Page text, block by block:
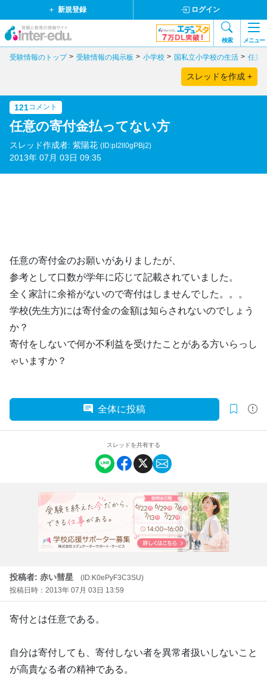
新規登録 ログイン
検索 メニュー
受験情報のトップ 受験情報の掲示板 小学校 国私立小学校の生活 任意
スレッドを作成 +
121コメント
任意の寄付金払ってない方
スレッド作成者: 紫陽花 (ID:pI2ll0gPBj2)
2013年 07月 03日 09:35
任意の寄付金のお願いがありましたが、
参考として口数が学年に応じて記載されていました。
全く家計に余裕がないので寄付はしませんでした。。。
学校(先生方)には寄付金の金額は知らされないのでしょう
か？
寄付をしないで何か不利益を受けたことがある方いらっし
ゃいますか？
全体に投稿
スレッドを共有する
投稿者: 赤い彗星
(ID:K0ePyF3C3SU)
投稿日時：2013年 07月 03日 13:59
寄付とは任意である。
自分は寄付しても、寄付しない者を異常者扱いしないこと
が高貴なる者の精神である。